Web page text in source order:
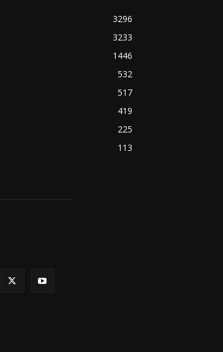
3296
3233
1446
532
517
419
225
113